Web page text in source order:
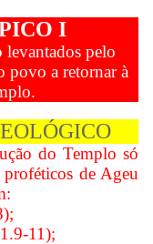
I
levantados pelo
povo a retornar à
do Templo só
de Ageu
11);